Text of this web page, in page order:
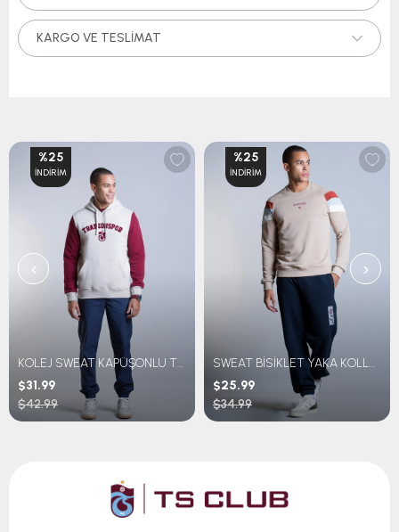
KARGO VE TESLIMAT
KOLEJ SWEAT KAPÜŞONLU TRABZONSPOR NAKIŞLI
$31.99
$42.99
%25
İNDIRIM
SWEAT BİSİKLET YAKA KOLLARI ÇİZGİLİ
$25.99
$34.99
%25
İNDIRIM
‹ ›